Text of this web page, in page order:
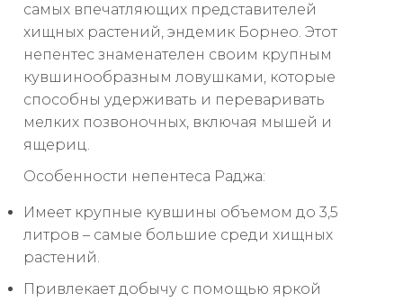
самых впечатляющих представителей
хищных растений, эндемик Борнео. Этот
непентес знаменателен своим крупным
кувшинообразным ловушками, которые
способны удерживать и переваривать
мелких позвоночных, включая мышей и
ящериц.
Особенности непентеса Раджа:
Имеет крупные кувшины объемом до 3,5
литров – самые большие среди хищных
растений.
Привлекает добычу с помощью яркой